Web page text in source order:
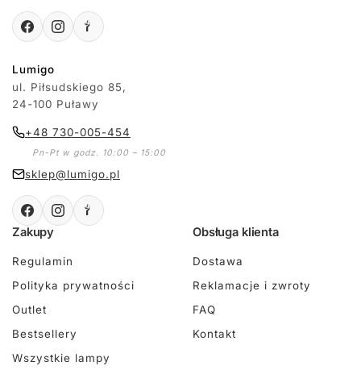
Lumigo
ul. Piłsudskiego 85,
24-100 Puławy
+48 730-005-454
Pn-Pt w godz. 10:00 – 15:00
sklep@lumigo.pl
Zakupy
Regulamin
Polityka prywatności
Outlet
Bestsellery
Wszystkie lampy
Obsługa klienta
Dostawa
Reklamacje i zwroty
FAQ
Kontakt